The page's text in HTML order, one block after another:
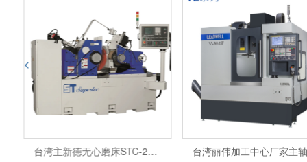
台湾主新德无心磨床STC-24销售主轴维修售后服务电话